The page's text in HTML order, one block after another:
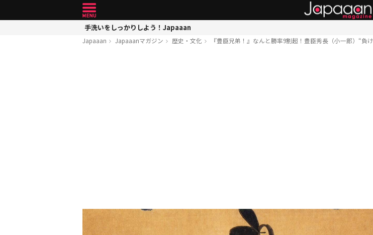
手洗いをしっかりしよう！Japaaan
Japaaan Japaaanマガジン 歴史・文化 『豊臣兄弟！』なんと勝率9割超！豊臣秀長（小一郎）“負